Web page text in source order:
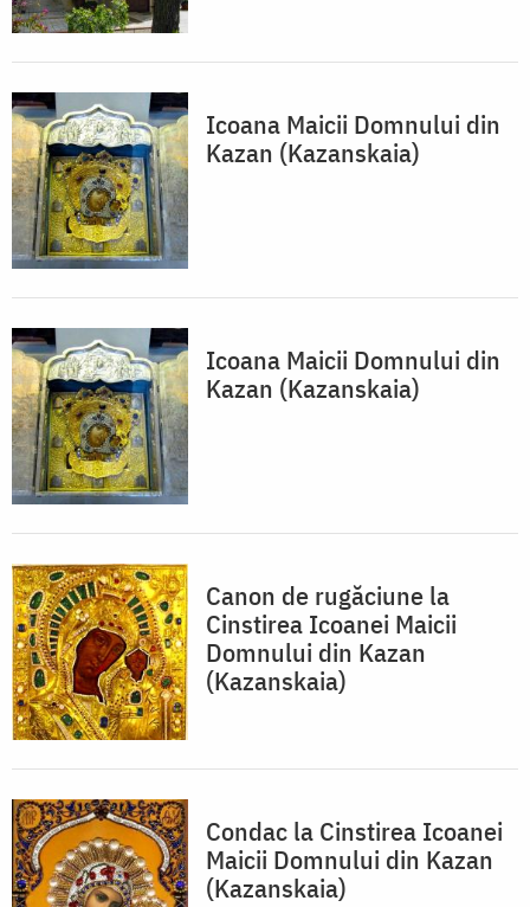
Icoana Maicii Domnului din
Kazan (Kazanskaia)
Icoana Maicii Domnului din
Kazan (Kazanskaia)
Canon de rugăciune la
Cinstirea Icoanei Maicii
Domnului din Kazan
(Kazanskaia)
Condac la Cinstirea Icoanei
Maicii Domnului din Kazan
(Kazanskaia)